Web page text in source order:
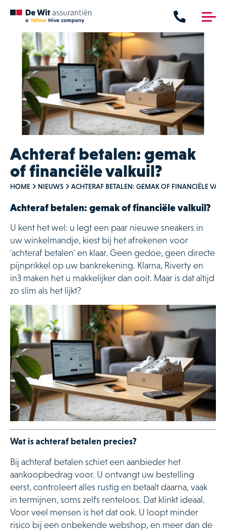
me
nu
Verzekeringen
Hypotheken
Verzekeringen
Financieringen
Maritiem
Particulier
Zakelijk
Contact
Achteraf betalen: gemak
of financiële valkuil?
HOME NIEUWS ACHTERAF BETALEN: GEMAK OF FINANCIËLE
Achteraf betalen: gemak of financiële valkuil?
U kent het wel: u legt een paar nieuwe sneakers in
uw winkelmandje, kiest bij het afrekenen voor
'achteraf betalen' en klaar. Geen gedoe, geen directe
pijnprikkel op uw bankrekening. Klarna, Riverty en
in3 maken het u makkelijker dan ooit. Maar is dat altijd
zo slim als het lijkt?
Wat is achteraf betalen precies?
Bij achteraf betalen schiet een aanbieder het
aankoopbedrag voor. U ontvangt uw bestelling
eerst, controleert alles rustig en betaalt daarna, vaak
in termijnen, soms zelfs renteloos. Dat klinkt ideaal.
Voor veel mensen is het dat ook. U loopt minder
risico bij een onbekende webshop, en meer dan de